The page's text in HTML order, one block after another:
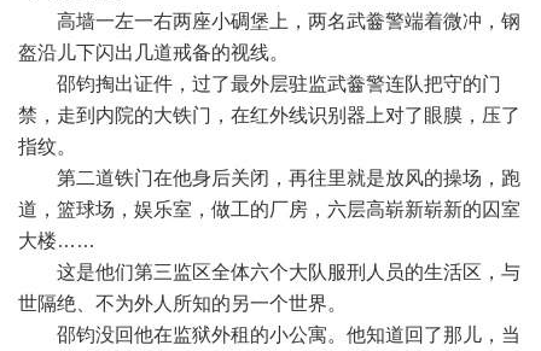
高墙一左一右两座小碉堡上，两名武齤警端着微冲，钢
盔沿儿下闪出几道戒备的视线。
邵钧掏出证件，过了最外层驻监武齤警连队把守的门
禁，走到内院的大铁门，在红外线识别器上对了眼膜，压了
指纹。
第二道铁门在他身后关闭，再往里就是放风的操场，跑
道，篮球场，娱乐室，做工的厂房，六层高崭新崭新的囚室
大楼……
这是他们第三监区全体六个大队服刑人员的生活区，与
世隔绝、不为外人所知的另一个世界。
邵钧没回他在监狱外租的小公寓。他知道回了那儿，当